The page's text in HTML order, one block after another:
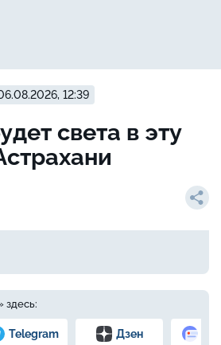
12:39
света в эту
здесь:
Telegram Дзен